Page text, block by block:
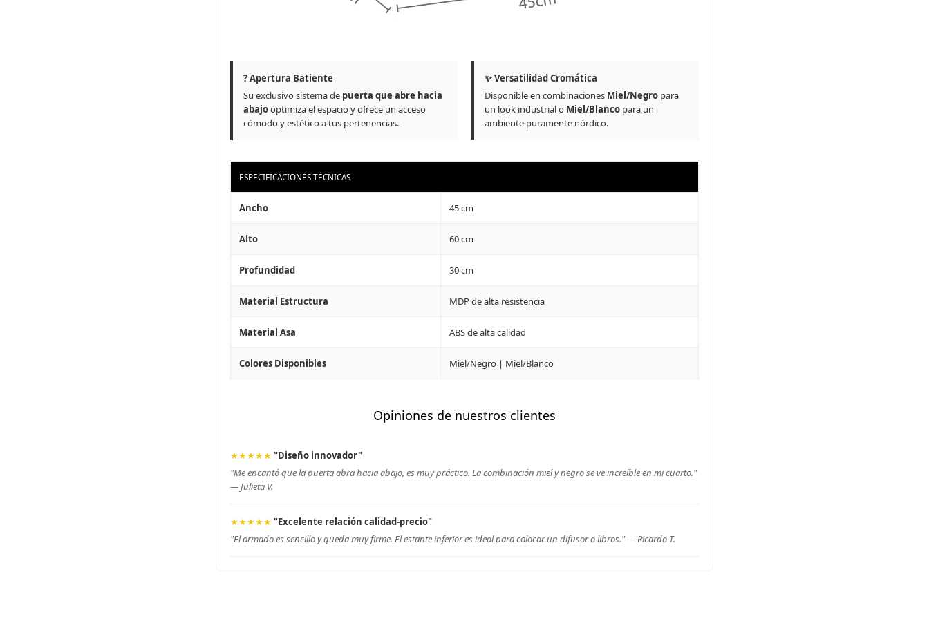
? Apertura Batiente
Su exclusivo sistema de puerta que abre hacia
abajooptimiza el espacio y ofrece un acceso
cómodo y estético a tus pertenencias.
✨ Versatilidad Cromática
Disponible en combinaciones Miel/Negro para
un look industrial o Miel/Blanco para un
ambiente puramente nórdico.
ESPECIFICACIONES TÉCNICAS
Ancho 45 cm
Alto 60 cm
Profundidad 30 cm
Material Estructura MDP de alta resistencia
Material Asa ABS de alta calidad
Colores Disponibles Miel/Negro | Miel/Blanco
Opiniones de nuestros clientes
★★★★★ "Diseño innovador"
"Me encantó que la puerta abra hacia abajo, es muy práctico. La combinación miel y negro se ve increíble en mi cuarto."
—Julieta V.
★★★★★ "Excelente relación calidad-precio"
"El armado es sencillo y queda muy firme. El estante inferior es ideal para colocar un difusor o libros." —Ricardo T.